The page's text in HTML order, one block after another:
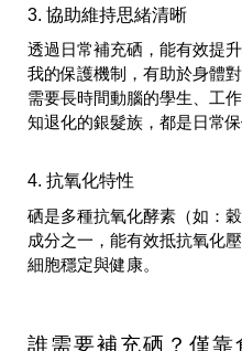
3. 協助維持思緒清晰
透過日常補充硒，能有效提
我的保護機制，有助於身體
需要長時間動腦的學生、工
知退化的銀髮族，都是日常
4. 抗氧化特性
硒是多種抗氧化酵素（如：
成分之一，能有效抵抗氧化
細胞穩定與健康。
誰需要補充硒？僅靠